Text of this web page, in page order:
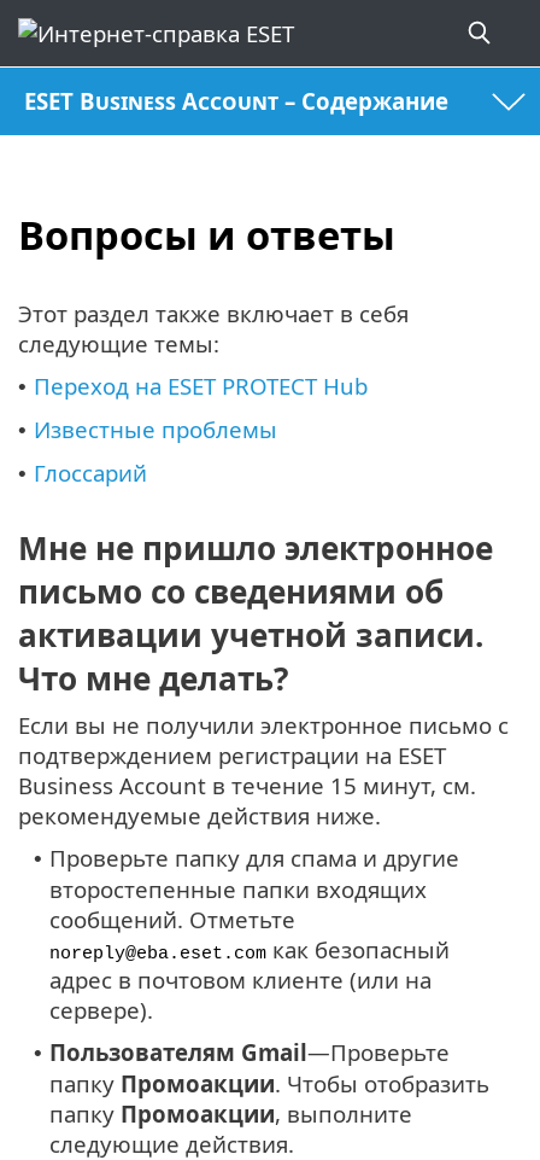
ESET Business Account – Содержание
Вопросы и ответы
Этот раздел также включает в себя
следующие темы:
• Переход на ESET PROTECT Hub
• Известные проблемы
• Глоссарий
Мне не пришло электронное
письмо со сведениями об
активации учетной записи.
Что мне делать?
Если вы не получили электронное письмо с
подтверждением регистрации на ESET
Business Account в течение 15 минут, см.
рекомендуемые действия ниже.
• Проверьте папку для спама и другие
второстепенные папки входящих
сообщений. Отметьте
noreply@eba.eset.com как безопасный
адрес в почтовом клиенте (или на
сервере).
• Пользователям Gmail—Проверьте
папку Промоакции. Чтобы отобразить
папку Промоакции, выполните
следующие действия.